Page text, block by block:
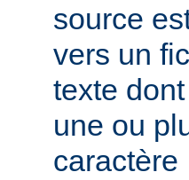
source
vers un
texte
une ou
caractère